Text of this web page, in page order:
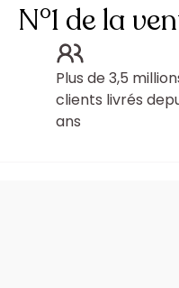
N°1 de la
Plus de 3,5
clients livrés
ans